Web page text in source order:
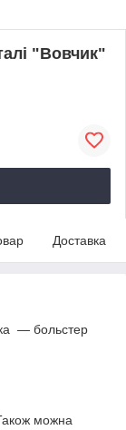
"Вовчик"
Доставка
— больстер
можна